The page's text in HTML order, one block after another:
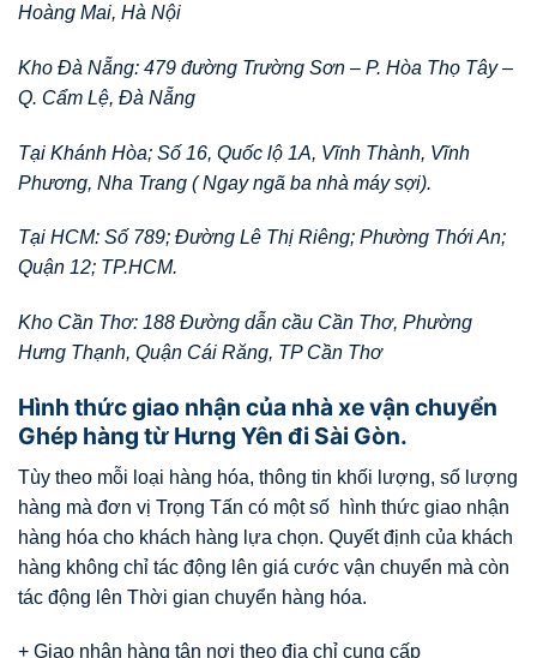
Hoàng Mai, Hà Nội
Kho Đà Nẵng: 479 đường Trường Sơn – P. Hòa Thọ Tây –
Q. Cẩm Lệ, Đà Nẵng
Tại Khánh Hòa; Số 16, Quốc lộ 1A, Vĩnh Thành, Vĩnh
Phương, Nha Trang ( Ngay ngã ba nhà máy sợi).
Tại HCM: Số 789; Đường Lê Thị Riêng; Phường Thới An;
Quận 12; TP.HCM.
Kho Cần Thơ: 188 Đường dẫn cầu Cần Thơ, Phường
Hưng Thạnh, Quận Cái Răng, TP Cần Thơ
Hình thức giao nhận của nhà xe vận chuyển
Ghép hàng từ Hưng Yên đi Sài Gòn.
Tùy theo mỗi loại hàng hóa, thông tin khối lượng, số lượng
hàng mà đơn vị Trọng Tấn có một số hình thức giao nhận
hàng hóa cho khách hàng lựa chọn. Quyết định của khách
hàng không chỉ tác động lên giá cước vận chuyển mà còn
tác động lên Thời gian chuyển hàng hóa.
+ Giao nhận hàng tận nơi theo địa chỉ cung cấp